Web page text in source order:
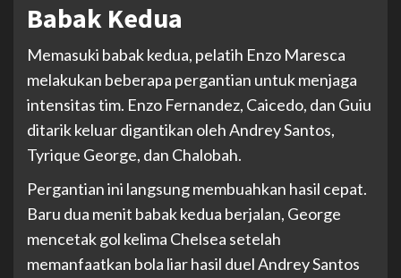
Babak Kedua
Memasuki babak kedua, pelatih Enzo Maresca
melakukan beberapa pergantian untuk menjaga
intensitas tim. Enzo Fernandez, Caicedo, dan Guiu
ditarik keluar digantikan oleh Andrey Santos,
Tyrique George, dan Chalobah.
Pergantian ini langsung membuahkan hasil cepat.
Baru dua menit babak kedua berjalan, George
mencetak gol kelima Chelsea setelah
memanfaatkan bola liar hasil duel Andrey Santos